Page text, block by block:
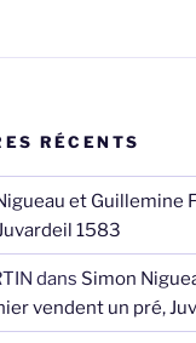
RÉCENTS
et Guillemine
1583
dans Simon
vendent un pré,